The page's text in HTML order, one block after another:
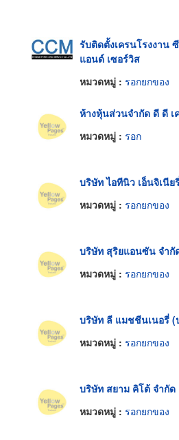
รับติดตั้งเครนโรงงาน
แอนด์ เซอร์วิส
หมวดหมู่ : รอกยกของ
ห้างหุ้นส่วนจำกัด ดี ดี เ
หมวดหมู่ : รอก
บริษัท ไอทีนิว เอ็นจิเนีย
หมวดหมู่ : รอกยกของ
บริษัท สุริยแอนซัน จำกั
หมวดหมู่ : รอกยกของ
บริษัท ลี แมชชีนเนอรี่ (
หมวดหมู่ : รอกยกของ
บริษัท สยาม คิโต้ จำกัด
หมวดหมู่ : รอกยกของ